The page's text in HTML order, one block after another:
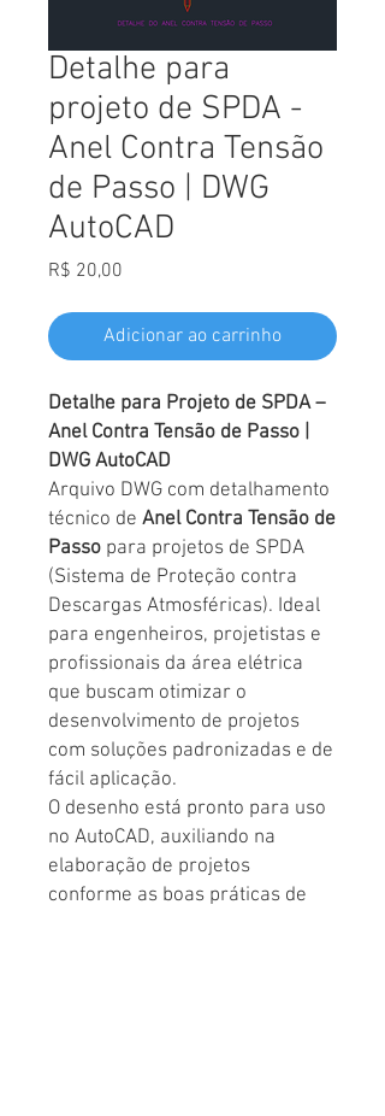
Detalhe para
projeto de SPDA -
Anel Contra Tensão
de Passo | DWG
AutoCAD
R$ 20,00
Adicionar ao carrinho
Detalhe para Projeto de SPDA –
Anel Contra Tensão de Passo |
DWG AutoCAD
Arquivo DWG com detalhamento
técnico de Anel Contra Tensão de
Passo para projetos de SPDA
(Sistema de Proteção contra
Descargas Atmosféricas). Ideal
para engenheiros, projetistas e
profissionais da área elétrica
que buscam otimizar o
desenvolvimento de projetos
com soluções padronizadas e de
fácil aplicação.
O desenho está pronto para uso
no AutoCAD, auxiliando na
elaboração de projetos
conforme as boas práticas de